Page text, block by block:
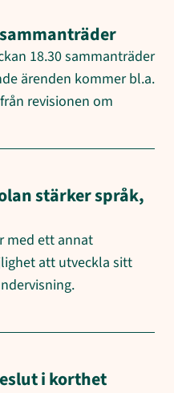
18.30 sammanträder
ärenden kommer bl.a.
revisionen om
stärker språk,
med ett annat
att utveckla sitt
i korthet